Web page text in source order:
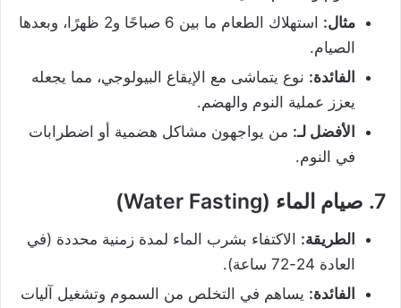
مثال:
استهلاك الطعام ما بين 6 صباحًا و2 ظهرًا، وبعدها
الصيام.
الفائدة: نوع يتماشى مع الإيقاع البيولوجي، مما يجعله
يعزز عملية النوم والهضم.
الأفضل لـ: من يواجهون مشاكل هضمية أو اضطرابات
في النوم.
7. صيام الماء (Water Fasting)
الطريقة: الاكتفاء بشرب الماء لمدة زمنية محددة (في
العادة 24-72 ساعة).
الفائدة: يساهم في التخلص من السموم وتشغيل آليات